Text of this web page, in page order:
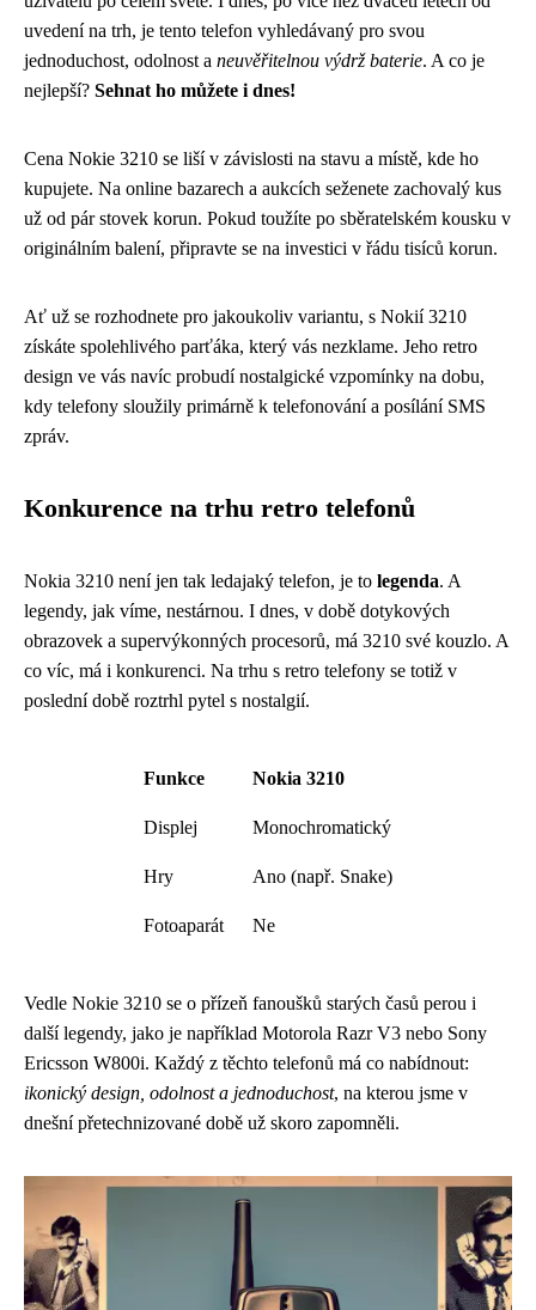
uvedení na trh, je tento telefon vyhledávaný pro svou
jednoduchost, odolnost a neuvěřitelnou výdrž baterie. A co je
nejlepší? Sehnat ho můžete i dnes!
Cena Nokie 3210 se liší v závislosti na stavu a místě, kde ho
kupujete. Na online bazarech a aukcích seženete zachovalý kus
už od pár stovek korun. Pokud toužíte po sběratelském kousku v
originálním balení, připravte se na investici v řádu tisíců korun.
Ať už se rozhodnete pro jakoukoliv variantu, s Nokií 3210
získáte spolehlivého parťáka, který vás nezklame. Jeho retro
design ve vás navíc probudí nostalgické vzpomínky na dobu,
kdy telefony sloužily primárně k telefonování a posílání SMS
zpráv.
Konkurence na trhu retro telefonů
Nokia 3210 není jen tak ledajaký telefon, je to legenda. A
legendy, jak víme, nestárnou. I dnes, v době dotykových
obrazovek a supervýkonných procesorů, má 3210 své kouzlo. A
co víc, má i konkurenci. Na trhu s retro telefony se totiž v
poslední době roztrhl pytel s nostalgií.
Funkce Nokia 3210
Displej Monochromatický
Hry Ano (např. Snake)
Fotoaparát Ne
Vedle Nokie 3210 se o přízeň fanoušků starých časů perou i
další legendy, jako je například Motorola Razr V3 nebo Sony
Ericsson W800i. Každý z těchto telefonů má co nabídnout:
ikonický design, odolnost a jednoduchost, na kterou jsme v
dnešní přetechnizované době už skoro zapomněli.